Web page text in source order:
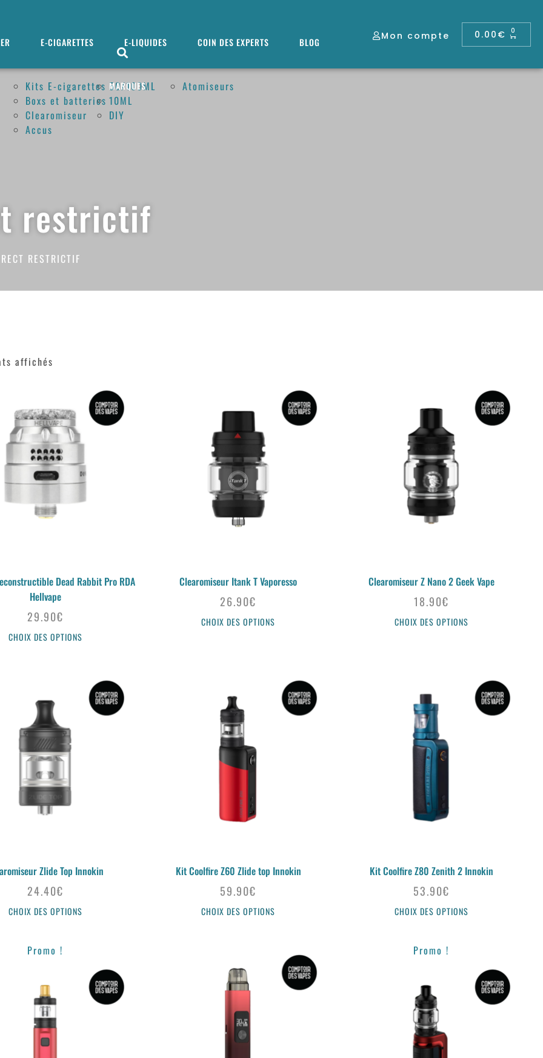
E-CIGARETTES
Kits E-cigarettes
Boxs et batteries
Clearomiseur
Accus
E-LIQUIDES
50/100ML
10ML
DIY
COIN DES EXPERTS
Atomiseurs
BLOG
MARQUES
Mon compte 0.00 € 0
restrictif
RESTRICTIF
affichés
Dead Rabbit Pro RDA
Hellvape
29.90€
CHOIX DES OPTIONS
Clearomiseur Itank T Vaporesso
26.90€
CHOIX DES OPTIONS
Clearomiseur Z Nano 2 Geek Vape
18.90€
CHOIX DES OPTIONS
Zlide Top Innokin
24.40€
CHOIX DES OPTIONS
Kit Coolfire Z60 Zlide top Innokin
59.90€
CHOIX DES OPTIONS
Kit Coolfire Z80 Zenith 2 Innokin
53.90€
CHOIX DES OPTIONS
Promo ! Promo !